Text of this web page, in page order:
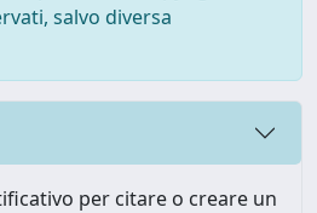
salvo diversa
per citare o creare un